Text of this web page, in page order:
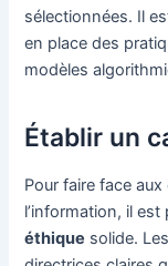
sélectionnées. Il
en place des
modèles
Établir un
Pour faire face
l’information, il
éthique solide.